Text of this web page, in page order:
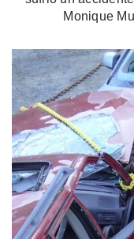
Monique